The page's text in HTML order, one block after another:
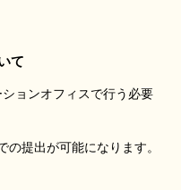
て
ョンオフィスで行う必要
の提出が可能になります。